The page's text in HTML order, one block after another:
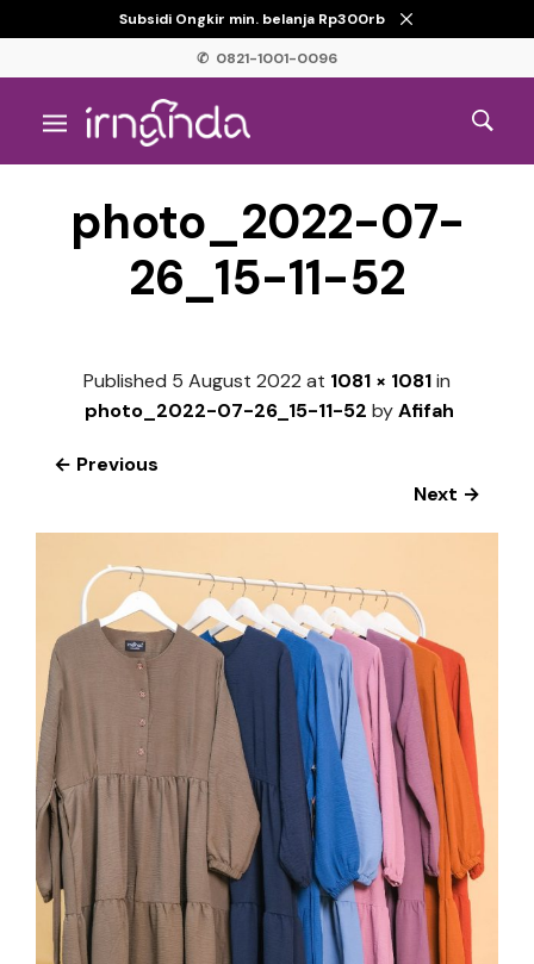
Subsidi Ongkir min. belanja Rp300rb
✆ 0821-1001-0096
photo_2022-07-
26_15-11-52
Published 5 August 2022 at 1081 × 1081in
photo_2022-07-26_15-11-52 byAfifah
← Previous
Next →